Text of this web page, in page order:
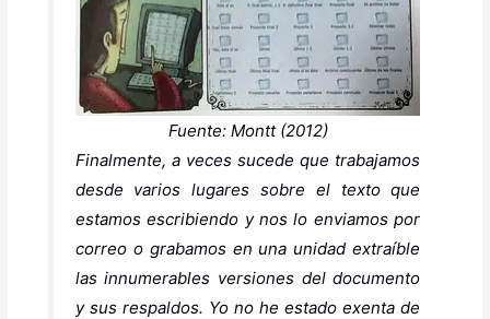
Fuente: Montt (2012)
Finalmente, a veces sucede que trabajamos
desde varios lugares sobre el texto que
estamos escribiendo y nos lo enviamos por
correo o grabamos en una unidad extraíble
las innumerables versiones del documento
y sus respaldos. Yo no he estado exenta de